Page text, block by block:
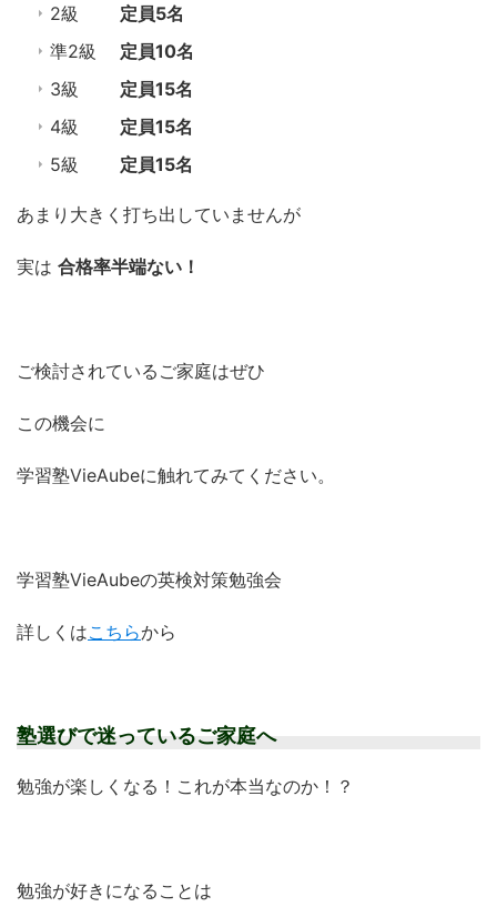
2級
定員5名
準2級
定員10名
3級
定員15名
4級
定員15名
5級
定員15名
あまり大きく打ち出していませんが
実は 合格率半端ない！
ご検討されているご家庭はぜひ
この機会に
学習塾VieAubeに触れてみてください。
学習塾VieAubeの英検対策勉強会
詳しくはこちらから
塾選びで迷っているご家庭へ
勉強が楽しくなる！これが本当なのか！？
勉強が好きになることは